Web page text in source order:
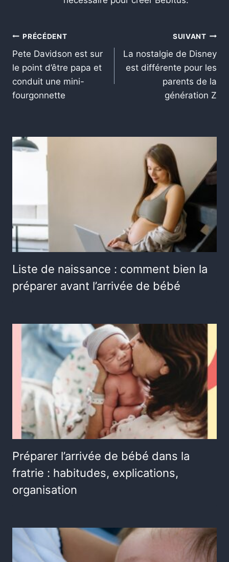
PRÉCÉDENT
Pete Davidson est sur
le point d’être papa et
conduit une mini-
fourgonnette
SUIVANT
La nostalgie de Disney
est différente pour les
parents de la
génération Z
Liste de naissance : comment bien la
préparer avant l’arrivée de bébé
Préparer l’arrivée de bébé dans la
fratrie : habitudes, explications,
organisation